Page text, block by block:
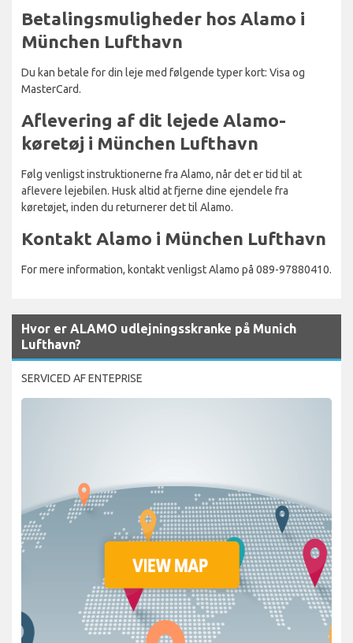
Betalingsmuligheder hos Alamo i
München Lufthavn
Du kan betale for din leje med følgende typer kort: Visa og
MasterCard.
Aflevering af dit lejede Alamo-
køretøj i München Lufthavn
Følg venligst instruktionerne fra Alamo, når det er tid til at
aflevere lejebilen. Husk altid at fjerne dine ejendele fra
køretøjet, inden du returnerer det til Alamo.
Kontakt Alamo i München Lufthavn
For mere information, kontakt venligst Alamo på 089-97880410.
Hvor er ALAMO udlejningsskranke på Munich
Lufthavn?
SERVICED AF ENTEPRISE